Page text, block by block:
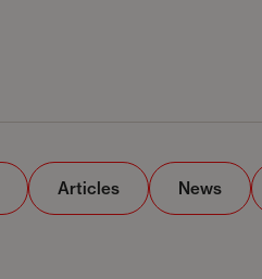
Articles News